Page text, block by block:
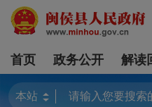
首页 政务公开 解读